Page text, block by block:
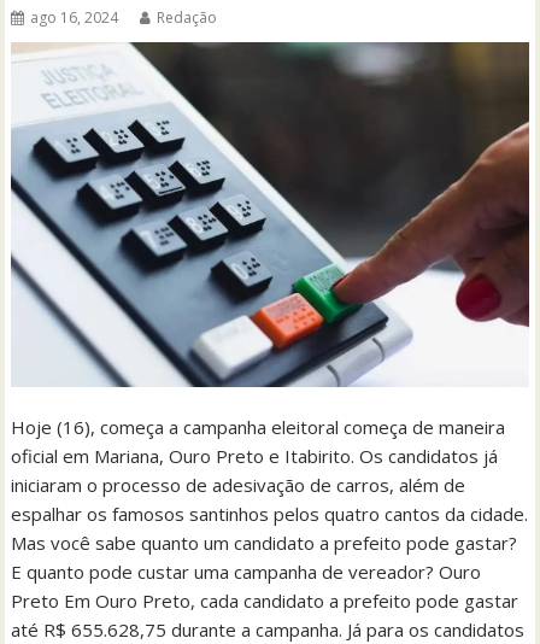
ago 16, 2024 Redação
Hoje (16), começa a campanha eleitoral começa de maneira
oficial em Mariana, Ouro Preto e Itabirito. Os candidatos já
iniciaram o processo de adesivação de carros, além de
espalhar os famosos santinhos pelos quatro cantos da cidade.
Mas você sabe quanto um candidato a prefeito pode gastar?
E quanto pode custar uma campanha de vereador? Ouro
Preto Em Ouro Preto, cada candidato a prefeito pode gastar
até R$ 655.628,75 durante a campanha. Já para os candidatos